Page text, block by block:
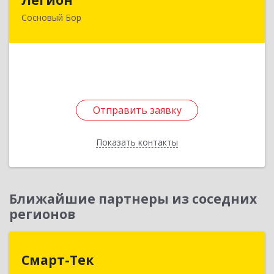
Сосновый Бор
Отправить заявку
Показать контакты
188544, Ленинградская обл, Сосновый Бор г,
Отправить заявку
Назад
Ближайшие партнеры из соседних
регионов
Смарт-Тек